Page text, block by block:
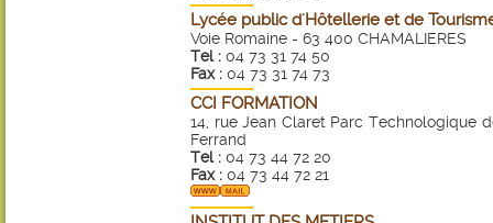
Lycée public d'Hôtellerie et de
Voie Romaine - 63 400 CHAMALIERES
Tel : 04 73 31 74 50
Fax : 04 73 31 74 73
CCI FORMATION
14, rue Jean Claret Parc Technologique
Ferrand
Tel : 04 73 44 72 20
Fax : 04 73 44 72 21